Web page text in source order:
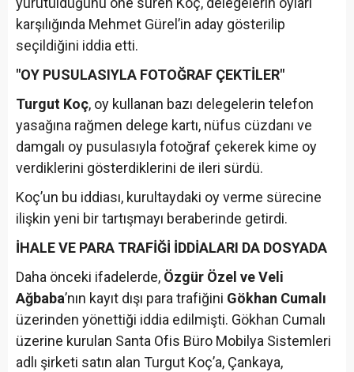
karşılığında Mehmet Gürel’in aday gösterilip
seçildiğini iddia etti.
"OY PUSULASIYLA FOTOĞRAF ÇEKTİLER"
Turgut Koç, oy kullanan bazı delegelerin telefon
yasağına rağmen delege kartı, nüfus cüzdanı ve
damgalı oy pusulasıyla fotoğraf çekerek kime oy
verdiklerini gösterdiklerini de ileri sürdü.
Koç’un bu iddiası, kurultaydaki oy verme sürecine
ilişkin yeni bir tartışmayı beraberinde getirdi.
İHALE VE PARA TRAFİĞİ İDDİALARI DA DOSYADA
Daha önceki ifadelerde, Özgür Özel ve Veli
Ağbaba’nın kayıt dışı para trafiğini Gökhan Cumalı
üzerinden yönettiği iddia edilmişti. Gökhan Cumalı
üzerine kurulan Santa Ofis Büro Mobilya Sistemleri
adlı şirketi satın alan Turgut Koç’a, Çankaya,